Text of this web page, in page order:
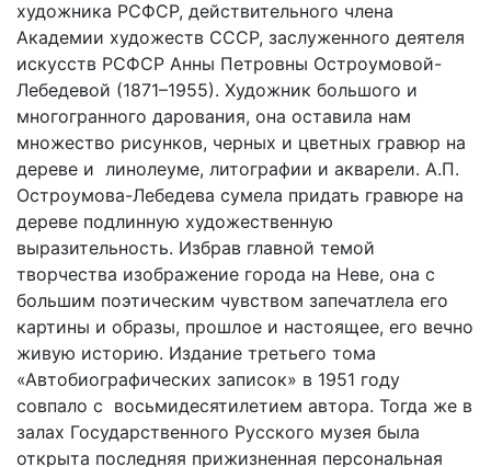
художника РСФСР, действительного члена
Академии художеств СССР, заслуженного деятеля
искусств РСФСР Анны Петровны Остроумовой-
Лебедевой (1871–1955). Художник большого и
многогранного дарования, она оставила нам
множество рисунков, черных и цветных гравюр на
дереве и линолеуме, литографии и акварели. А.П.
Остроумова-Лебедева сумела придать гравюре на
дереве подлинную художественную
выразительность. Избрав главной темой
творчества изображение города на Неве, она с
большим поэтическим чувством запечатлела его
картины и образы, прошлое и настоящее, его вечно
живую историю. Издание третьего тома
«Автобиографических записок» в 1951 году
совпало с восьмидесятилетием автора. Тогда же в
залах Государственного Русского музея была
открыта последняя прижизненная персональная